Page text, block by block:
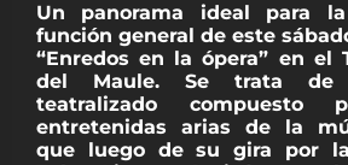
Un panorama ideal para
función general de este
“Enredos en la ópera” en el
del Maule. Se trata de
teatralizado
entretenidas arias de la
que luego de su gira por